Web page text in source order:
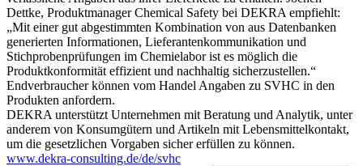
Dettke, Produktmanager Chemical Safety bei DEKRA empfiehlt:
„Mit einer gut abgestimmten Kombination von aus Datenbanken
generierten Informationen, Lieferantenkommunikation und
Stichprobenprüfungen im Chemielabor ist es möglich die
Produktkonformität effizient und nachhaltig sicherzustellen.“
Endverbraucher können vom Handel Angaben zu SVHC in den
Produkten anfordern.
DEKRA unterstützt Unternehmen mit Beratung und Analytik, unter
anderem von Konsumgütern und Artikeln mit Lebensmittelkontakt,
um die gesetzlichen Vorgaben sicher erfüllen zu können.
www.dekra-consulting.de/de/svhc